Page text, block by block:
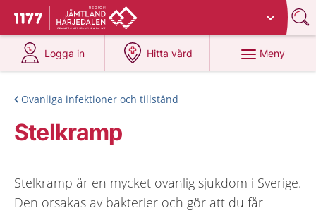
Till startsidan för 1177
Du har valt region
Logga in
på 1177.se
Hitta vård
på 1177.se
Meny
Ovanliga infektioner och tillstånd
Stelkramp
Stelkramp är en mycket ovanlig sjukdom i Sverige.
Den orsakas av bakterier och gör att du får